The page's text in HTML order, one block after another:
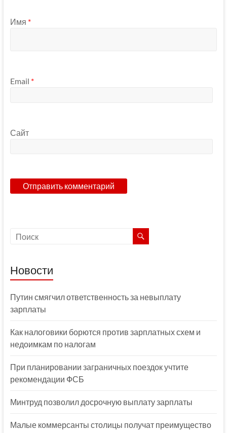
Имя *
Email *
Сайт
Новости
Путин смягчил ответственность за невыплату
зарплаты
Как налоговики борются против зарплатных схем и
недоимкам по налогам
При планировании заграничных поездок учтите
рекомендации ФСБ
Минтруд позволил досрочную выплату зарплаты
Малые коммерсанты столицы получат преимущество